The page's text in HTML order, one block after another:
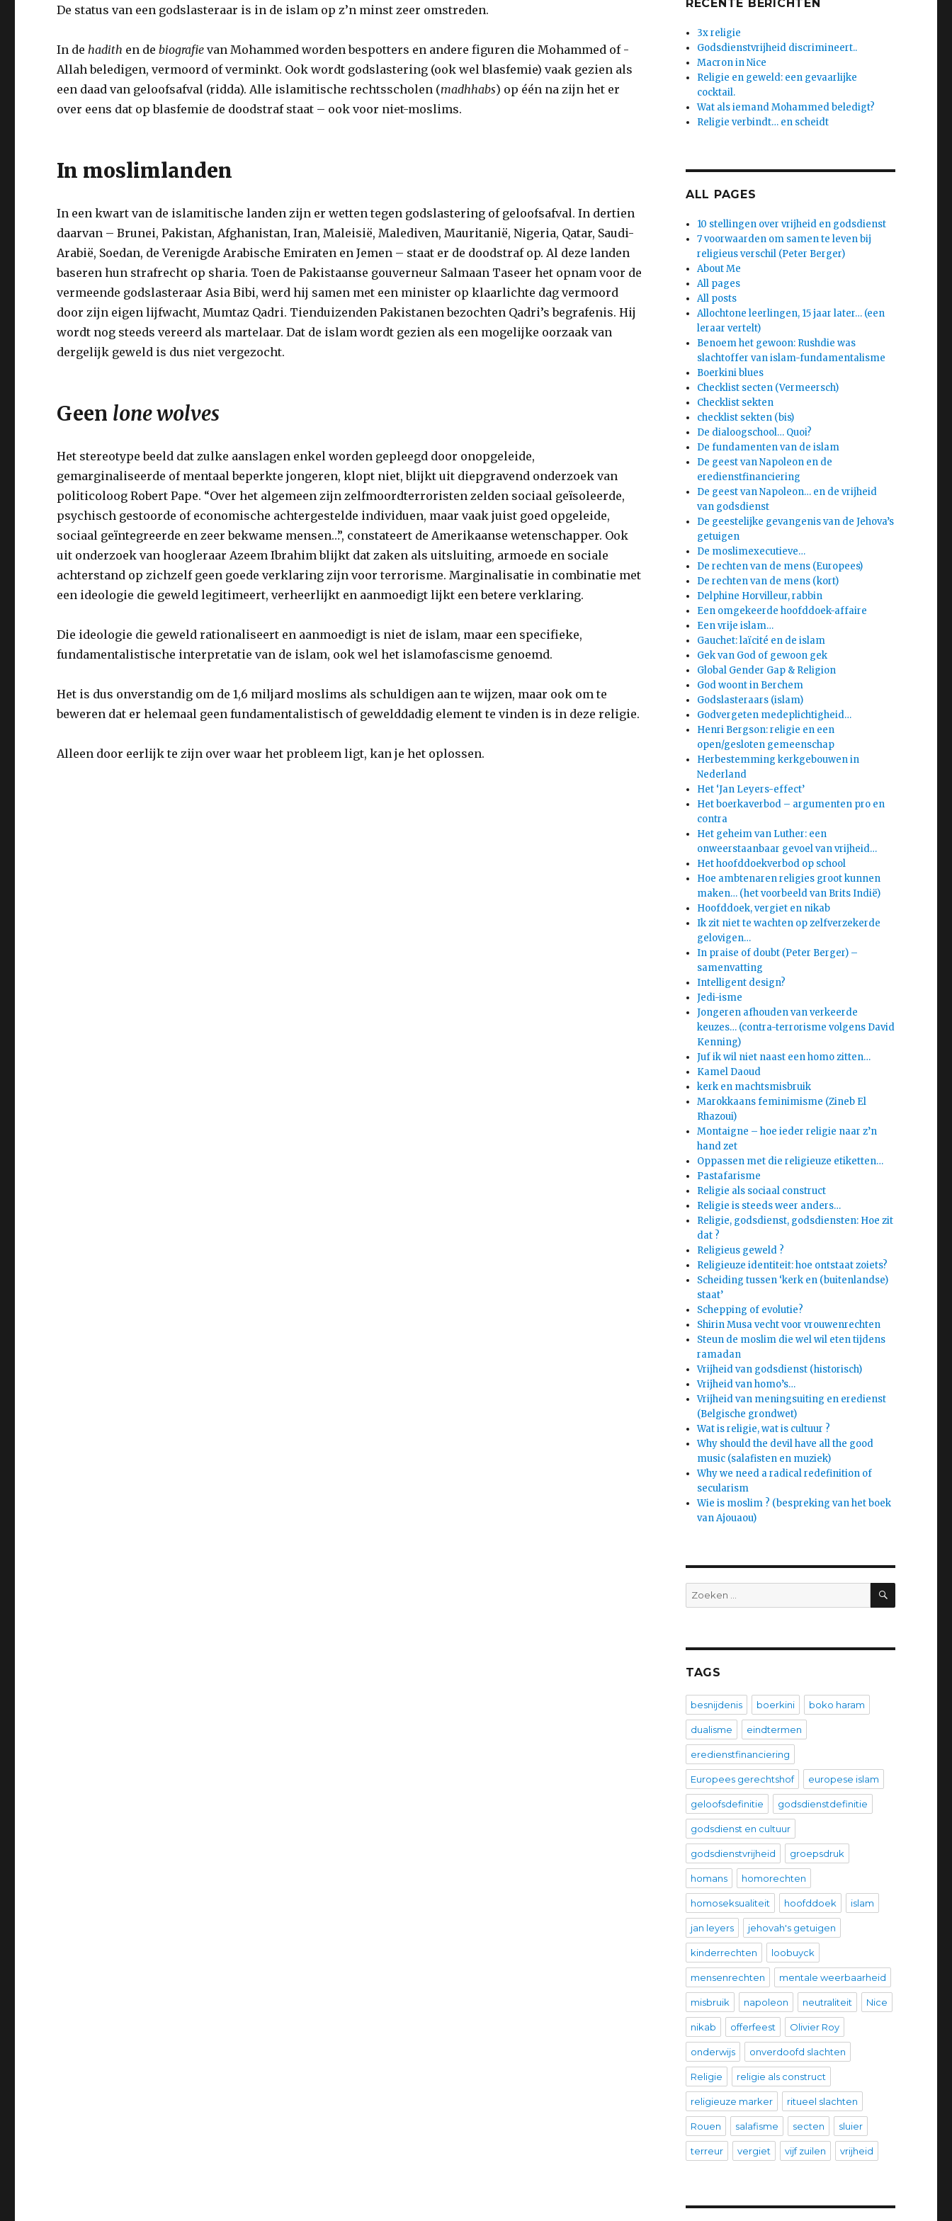
De status van een godslasteraar is in de islam op z’n minst zeer omstreden.
In dehadith en debiografievan Mohammed worden bespotters en andere figuren die Mohammed of ­
Allah beledigen, vermoord of verminkt. Ook wordt godslastering (ook wel blasfemie) vaak gezien als
een daad van geloofsafval (ridda). Alle islamitische rechtsscholen (madhhabs) op één na zijn het er
over eens dat op blasfemie de doodstraf staat – ook voor niet-moslims.
In moslimlanden
In een kwart van de islamitische landen zijn er wetten tegen godslastering of geloofsafval. In dertien
daarvan – Brunei, Pakistan, Afghanistan, Iran, Maleisië, Malediven, Mauritanië, Nigeria, Qatar, Saudi-
Arabië, Soedan, de Verenigde Arabische Emiraten en Jemen – staat er de doodstraf op. Al deze landen
baseren hun strafrecht op sharia. Toen de ­Pakistaanse gouverneur Salmaan Taseer het opnam voor de
vermeende godslasteraar Asia Bibi, werd hij samen met een minister op klaarlichte dag vermoord
door zijn eigen lijfwacht, Mumtaz Qadri. Tienduizenden Pakistanen bezochten Qadri’s begrafenis. Hij
wordt nog steeds vereerd als martelaar. Dat de islam wordt gezien als een mogelijke oorzaak van
dergelijk geweld is dus niet vergezocht.
Geen lone wolves
Het stereotype beeld dat zulke aanslagen enkel worden gepleegd door onopgeleide,
gemarginaliseerde of mentaal beperkte jongeren, klopt niet, blijkt uit diepgravend onderzoek van
politicoloog Robert Pape. “Over het algemeen zijn zelfmoordterroristen zelden sociaal geïsoleerde,
psychisch gestoorde of economische achtergestelde individuen, maar vaak juist goed opgeleide,
sociaal geïntegreerde en zeer bekwame mensen…”, constateert de Amerikaanse wetenschapper. Ook
uit onderzoek van hoogleraar Azeem Ibrahim blijkt dat zaken als uitsluiting, armoede en sociale
achterstand op zichzelf geen goede verklaring zijn voor terrorisme. Marginalisatie in combinatie met
een ideologie die geweld legitimeert, verheerlijkt en aanmoedigt lijkt een betere verklaring.
Die ideologie die geweld rationaliseert en aanmoedigt is niet de islam, maar een specifieke,
fundamentalistische interpretatie van de islam, ook wel het islamofascisme genoemd.
Het is dus onverstandig om de 1,6 miljard moslims als schuldigen aan te wijzen, maar ook om te
beweren dat er helemaal geen fundamentalistisch of gewelddadig element te vinden is in deze religie.
Alleen door eerlijk te zijn over waar het probleem ligt, kan je het oplossen.
RECENTE BERICHTEN
3x religie
Godsdienstvrijheid discrimineert..
Macron in Nice
Religie en geweld: een gevaarlijke
cocktail.
Wat als iemand Mohammed beledigt?
Religie verbindt… en scheidt
ALL PAGES
10 stellingen over vrijheid en godsdienst
7 voorwaarden om samen te leven bij
religieus verschil (Peter Berger)
About Me
All pages
All posts
Allochtone leerlingen, 15 jaar later… (een
leraar vertelt)
Benoem het gewoon: Rushdie was
slachtoffer van islam-fundamentalisme
Boerkini blues
Checklist secten (Vermeersch)
Checklist sekten
checklist sekten (bis)
De dialoogschool… Quoi?
De fundamenten van de islam
De geest van Napoleon en de
eredienstfinanciering
De geest van Napoleon… en de vrijheid
van godsdienst
De geestelijke gevangenis van de Jehova’s
getuigen
De moslimexecutieve…
De rechten van de mens (Europees)
De rechten van de mens (kort)
Delphine Horvilleur, rabbin
Een omgekeerde hoofddoek-affaire
Een vrije islam…
Gauchet: laïcité en de islam
Gek van God of gewoon gek
Global Gender Gap & Religion
God woont in Berchem
Godslasteraars (islam)
Godvergeten medeplichtigheid…
Henri Bergson: religie en een
open/gesloten gemeenschap
Herbestemming kerkgebouwen in
Nederland
Het ‘Jan Leyers-effect’
Het boerkaverbod – argumenten pro en
contra
Het geheim van Luther: een
onweerstaanbaar gevoel van vrijheid…
Het hoofddoekverbod op school
Hoe ambtenaren religies groot kunnen
maken… (het voorbeeld van Brits Indië)
Hoofddoek, vergiet en nikab
Ik zit niet te wachten op zelfverzekerde
gelovigen…
In praise of doubt (Peter Berger) –
samenvatting
Intelligent design?
Jedi-isme
Jongeren afhouden van verkeerde
keuzes… (contra-terrorisme volgens David
Kenning)
Juf ik wil niet naast een homo zitten…
Kamel Daoud
kerk en machtsmisbruik
Marokkaans feminimisme (Zineb El
Rhazoui)
Montaigne – hoe ieder religie naar z’n
hand zet
Oppassen met die religieuze etiketten…
Pastafarisme
Religie als sociaal construct
Religie is steeds weer anders…
Religie, godsdienst, godsdiensten: Hoe zit
dat ?
Religieus geweld ?
Religieuze identiteit: hoe ontstaat zoiets?
Scheiding tussen ‘kerk en (buitenlandse)
staat’
Schepping of evolutie?
Shirin Musa vecht voor vrouwenrechten
Steun de moslim die wel wil eten tijdens
ramadan
Vrijheid van godsdienst (historisch)
Vrijheid van homo’s…
Vrijheid van meningsuiting en eredienst
(Belgische grondwet)
Wat is religie, wat is cultuur ?
Why should the devil have all the good
music (salafisten en muziek)
Why we need a radical redefinition of
secularism
Wie is moslim ? (bespreking van het boek
van Ajouaou)
Zoeken
naar:
ZOEKEN
TAGS
besnijdenis boerkini boko haram
dualisme eindtermen
eredienstfinanciering
Europees gerechtshof europese islam
geloofsdefinitie godsdienstdefinitie
godsdienst en cultuur
godsdienstvrijheid groepsdruk
homans homorechten
homoseksualiteit hoofddoek islam
jan leyers jehovah's getuigen
kinderrechten loobuyck
mensenrechten mentale weerbaarheid
misbruik napoleon neutraliteit Nice
nikab offerfeest Olivier Roy
onderwijs onverdoofd slachten
Religie religie als construct
religieuze marker ritueel slachten
Rouen salafisme secten sluier
terreur vergiet vijf zuilen vrijheid